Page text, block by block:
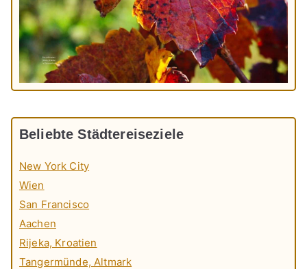
Beliebte Städtereiseziele
New York City
Wien
San Francisco
Aachen
Rijeka, Kroatien
Tangermünde, Altmark